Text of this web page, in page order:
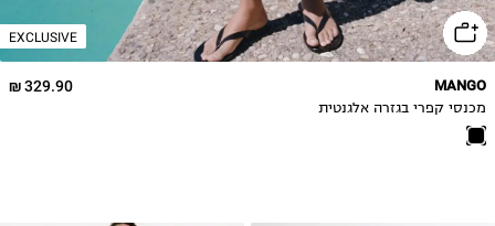
EXCLUSIVE
329.90 ₪ MANGO
מכנסי קפרי בגזרה אלגנטית